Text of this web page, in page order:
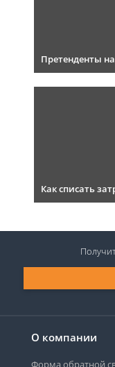
Претенденты
Как списать
О компании
Форма обратной